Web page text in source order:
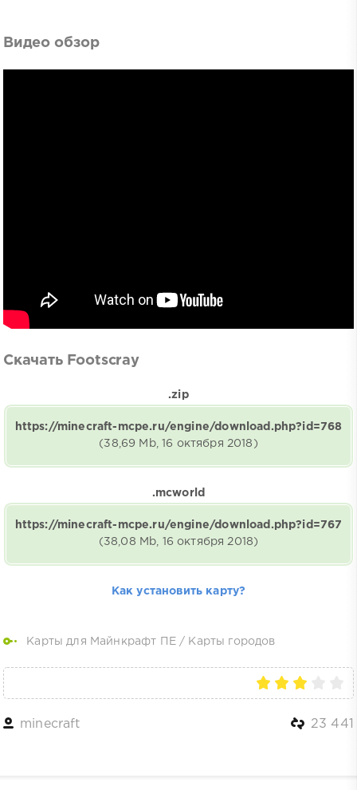
Видео обзор
Скачать Footscray
.zip
https://minecraft-mcpe.ru/engine/download.php?id=768
(38,69 Mb, 16 октября 2018)
.mcworld
https://minecraft-mcpe.ru/engine/download.php?id=767
(38,08 Mb, 16 октября 2018)
Как установить карту?
Карты для Майнкрафт ПЕ / Карты городов
minecraft 23 441